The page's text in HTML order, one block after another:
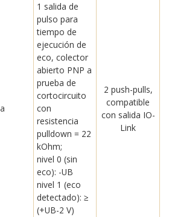
1 salida de
pulso para
tiempo de
ejecución de
eco, colector
abierto PNP a
prueba de
cortocircuito
con
resistencia
pulldown = 22
kOhm;
nivel 0 (sin
eco): -UB
nivel 1 (eco
detectado): ≥
(+UB-2 V)
2 push-pulls,
compatible
con salida IO-
Link